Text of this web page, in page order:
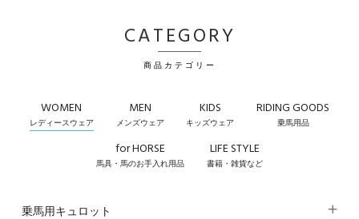
CATEGORY
商品カテゴリー
WOMEN
レディースウェア
MEN
メンズウェア
KIDS
キッズウェア
RIDING GOODS
乗馬用品
for HORSE
馬具・馬のお手入れ用品
LIFE STYLE
書籍・雑貨など
乗馬用キュロット